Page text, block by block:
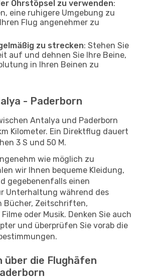
Ohrstöpsel zu verwenden:
eine ruhigere Umgebung zu
Flug angenehmer zu
zu strecken: Stehen Sie
auf und dehnen Sie Ihre Beine,
in Ihren Beinen zu
- Paderborn
Antalya und Paderborn
Kilometer. Ein Direktflug dauert
3 S und 50 M.
wie möglich zu
wir Ihnen bequeme Kleidung,
gegebenenfalls einen
Unterhaltung während des
Bücher, Zeitschriften,
oder Musik. Denken Sie auch
und überprüfen Sie vorab die
die Flughäfen